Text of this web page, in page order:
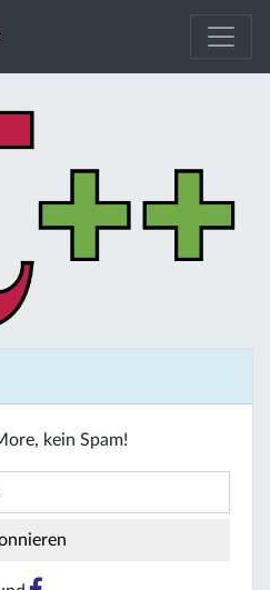
kein Spam!